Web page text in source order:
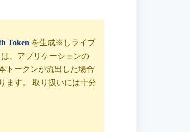
Token を生成※しライブ
は、アプリケーションの
トークンが流出した場合
ます。 取り扱いには十分